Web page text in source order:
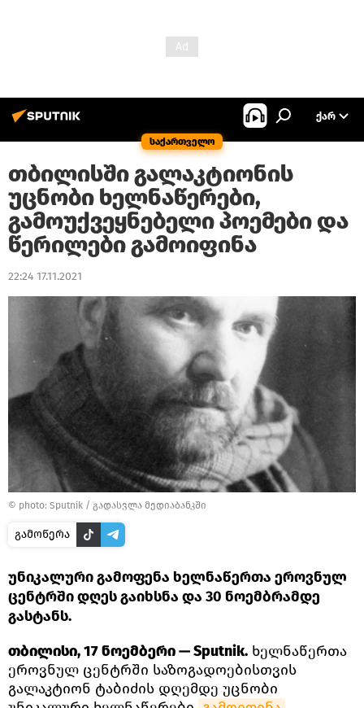
საქართველო
ᲥᲐᲠ
თბილისში გალაკტიონის
უცნობი ხელნაწერები,
გამოუქვეყნებელი პოემები და
წერილები გამოიფინა
22:24 17.11.2021
© photo: Sputnik / გადასვლა მედიაბანკში
გამოწერა
უნიკალური გამოფენა ხელნაწერთა ეროვნულ
ცენტრში დღეს გაიხსნა და 30 ნოემბრამდე
გასტანს.
თბილისი, 17 ნოემბერი — Sputnik. ხელნაწერთა
ეროვნულ ცენტრში საზოგადოებისთვის
გალაკტიონ ტაბიძის დღემდე უცნობი